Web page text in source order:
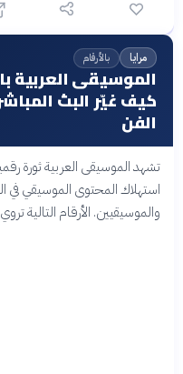
بالأرقام
العربية
غيّر البث المباشر
الموسيقى العربية ثورة رقمية
المحتوى الموسيقي في الوطن
الأرقام التالية تروي قصة